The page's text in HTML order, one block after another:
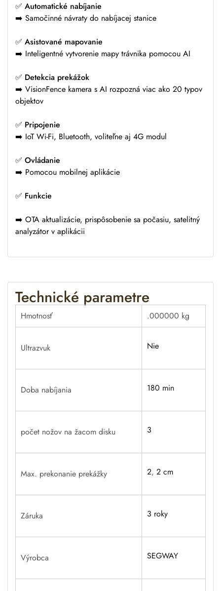
✅ Automatické nabíjanie
➡️ Samočinné návraty do nabíjacej stanice
✅ Asistované mapovanie
➡️ Inteligentné vytvorenie mapy trávnika pomocou AI
✅ Detekcia prekážok
➡️ VisionFence kamera s AI rozpozná viac ako 20 typov
objektov
✅ Pripojenie
➡️ IoT Wi-Fi, Bluetooth, voliteľne aj 4G modul
✅ Ovládanie
➡️ Pomocou mobilnej aplikácie
✅ Funkcie
➡️ OTA aktualizácie, prispôsobenie sa počasiu, satelitný
analyzátor v aplikácii
Technické parametre
Hmotnosť .000000 kg
Ultrazvuk Nie
Doba nabíjania 180 min
počet nožov na žacom disku 3
Max. prekonanie prekážky 2, 2 cm
Záruka 3 roky
Výrobca SEGWAY